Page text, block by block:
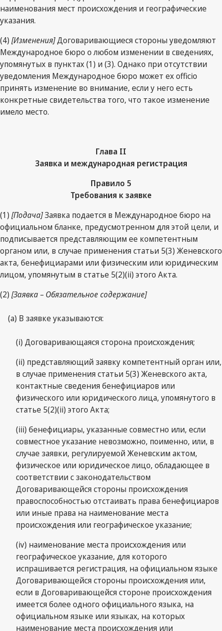
наименования мест происхождения и географические
указания.
(4) [Изменения]Договаривающиеся стороны уведомляют
Международное бюро о любом изменении в сведениях,
упомянутых в пунктах (1) и (3). Однако при отсутствии
уведомления Международное бюро может ex officio
принять изменение во внимание, если у него есть
конкретные свидетельства того, что такое изменение
имело место.
Глава II
Заявка и международная регистрация
Правило 5
Требования к заявке
(1) [Подача]Заявка подается в Международное бюро на
официальном бланке, предусмотренном для этой цели, и
подписывается представляющим ее компетентным
органом или, в случае применения статьи 5(3) Женевского
акта, бенефициарами или физическим или юридическим
лицом, упомянутым в статье 5(2)(ii) этого Акта.
(2) [Заявка – Обязательное содержание]
(a) В заявке указываются:
(i) Договаривающаяся сторона происхождения;
(ii) представляющий заявку компетентный орган или,
в случае применения статьи 5(3) Женевского акта,
контактные сведения бенефициаров или
физического или юридического лица, упомянутого в
статье 5(2)(ii) этого Акта;
(iii) бенефициары, указанные совместно или, если
совместное указание невозможно, поименно, или, в
случае заявки, регулируемой Женевским актом,
физическое или юридическое лицо, обладающее в
соответствии с законодательством
Договаривающейся стороны происхождения
правоспособностью отстаивать права бенефициаров
или иные права на наименование места
происхождения или географическое указание;
(iv) наименование места происхождения или
географическое указание, для которого
испрашивается регистрация, на официальном языке
Договаривающейся стороны происхождения или,
если в Договаривающейся стороне происхождения
имеется более одного официального языка, на
официальном языке или языках, на которых
наименование места происхождения или